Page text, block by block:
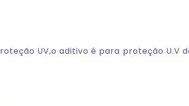
UV,o aditivo é para proteção U.V